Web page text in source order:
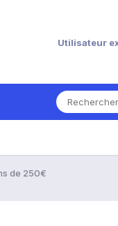
Utilisateur
de 250€